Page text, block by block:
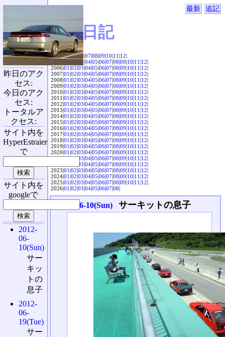
最新 追記
SVX日記
2004|04|05|06|07|08|09|10|11|12|
|04|05|06|07|08|09|10|11|12|
2006|01|02|03|04|05|06|07|08|09|10|11|12|
2007|01|02|03|04|05|06|07|08|09|10|11|12|
2008|01|02|03|04|05|06|07|08|09|10|11|12|
2009|01|02|03|04|05|06|07|08|09|10|11|12|
2010|01|02|03|04|05|06|07|08|09|10|11|12|
2011|01|02|03|04|05|06|07|08|09|10|11|12|
2012|01|02|03|04|05|06|07|08|09|10|11|12|
2013|01|02|03|04|05|06|07|08|09|10|11|12|
2014|01|02|03|04|05|06|07|08|09|10|11|12|
2015|01|02|03|04|05|06|07|08|09|10|11|12|
2016|01|02|03|04|05|06|07|08|09|10|11|12|
2017|01|02|03|04|05|06|07|08|09|10|11|12|
2018|01|02|03|04|05|06|07|08|09|10|11|12|
2019|01|02|03|04|05|06|07|08|09|10|11|12|
2020|01|02|03|04|05|06|07|08|09|10|11|12|
2021|01|02|03|04|05|06|07|08|09|10|11|12|
03|04|05|06|07|08|09|10|11|12|
2023|01|02|03|04|05|06|07|08|09|10|11|12|
2024|01|02|03|04|05|06|07|08|09|10|11|12|
2025|01|02|03|04|05|06|07|08|09|10|11|12|
2026|01|02|03|04|05|06|07|08|
2012-06-10(Sun) サーキットの息子
昨日のアク
セス:
今日のアク
セス:
トータルア
クセス:
サイト内を
HyperEstraier
で
サイト内を
googleで
2012-
06-
10(Sun)
サー
キッ
トの
息子
2012-
06-
19(Tue)
サー